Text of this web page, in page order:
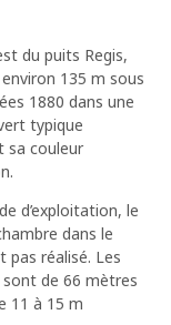
du puits Regis,
135 m sous
1880 dans une
typique
sa couleur
d’exploitation, le
dans le
réalisé. Les
sont de 66 mètres
11 à 15 m